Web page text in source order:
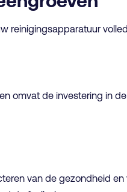
reinigingsapparatuur
omvat de investering in
van de gezondheid